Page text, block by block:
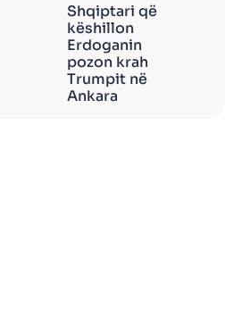
Shqiptari që
këshillon
Erdoganin
pozon krah
Trumpit në
Ankara